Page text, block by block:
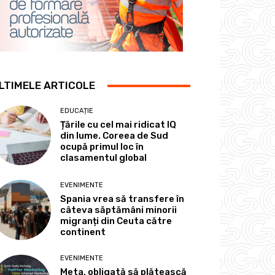
ARTICOLE
EDUCAȚIE
Țările cu cel mai ridicat IQ
din lume. Coreea de Sud
ocupă primul loc în
clasamentul global
EVENIMENTE
Spania vrea să transfere în
câteva săptămâni minorii
migranți din Ceuta către
continent
EVENIMENTE
Meta, obligată să plătească